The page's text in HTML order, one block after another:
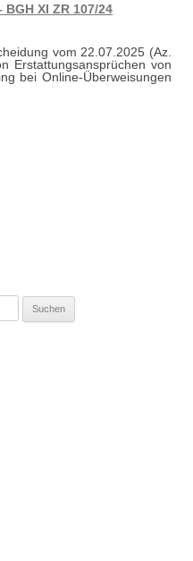
XI ZR 107/24
vom 22.07.2025 (Az.
Erstattungsansprüchen von
bei Online-Überweisungen